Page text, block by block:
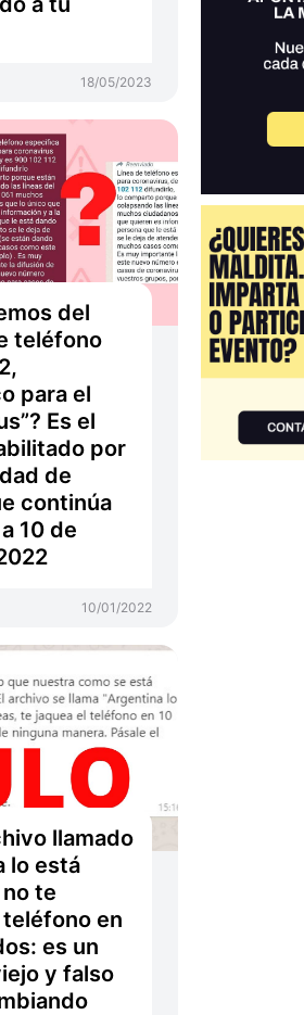
18/05/2023
del
teléfono
para el
Es el
por
de
continúa
10 de
10/01/2022
llamado
lo está
te
en
es un
y falso